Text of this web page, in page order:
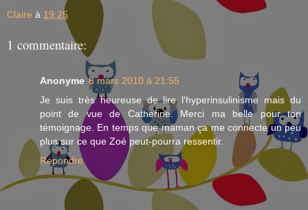
Claire à 19:25
1 commentaire:
Anonyme 8 mars 2010 à 21:55
Je suis très heureuse de lire l'hyperinsulinisme mais du
point de vue de Catherine. Merci ma belle pour ton
témoignage. En temps que maman ça me connecte un peu
plus sur ce que Zoé peut-pourra ressentir.
Répondre